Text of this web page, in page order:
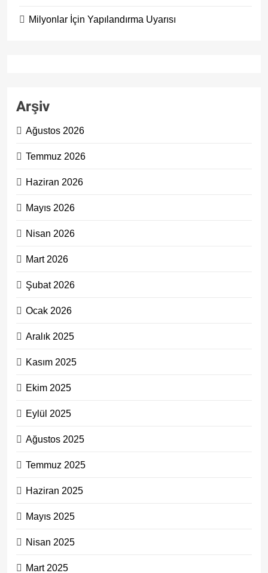
Milyonlar İçin Yapılandırma Uyarısı
Arşiv
Ağustos 2026
Temmuz 2026
Haziran 2026
Mayıs 2026
Nisan 2026
Mart 2026
Şubat 2026
Ocak 2026
Aralık 2025
Kasım 2025
Ekim 2025
Eylül 2025
Ağustos 2025
Temmuz 2025
Haziran 2025
Mayıs 2025
Nisan 2025
Mart 2025